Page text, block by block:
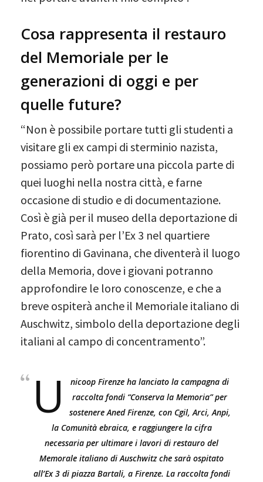
Cosa rappresenta il restauro
del Memoriale per le
generazioni di oggi e per
quelle future?
“Non è possibile portare tutti gli studenti a
visitare gli ex campi di sterminio nazista,
possiamo però portare una piccola parte di
quei luoghi nella nostra città, e farne
occasione di studio e di documentazione.
Così è già per il museo della deportazione di
Prato, così sarà per l’Ex 3 nel quartiere
fiorentino di Gavinana, che diventerà il luogo
della Memoria, dove i giovani potranno
approfondire le loro conoscenze, e che a
breve ospiterà anche il Memoriale italiano di
Auschwitz, simbolo della deportazione degli
italiani al campo di concentramento”.
U
nicoop Firenze ha lanciato la campagna di
raccolta fondi “Conserva la Memoria” per
sostenere Aned Firenze, con Cgil, Arci, Anpi,
la Comunità ebraica, e raggiungere la cifra
necessaria per ultimare i lavori di restauro del
Memorale italiano di Auschwitz che sarà ospitato
all’Ex 3 di piazza Bartali, a Firenze. La raccolta fondi